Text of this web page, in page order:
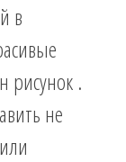
в
рисунок .
не